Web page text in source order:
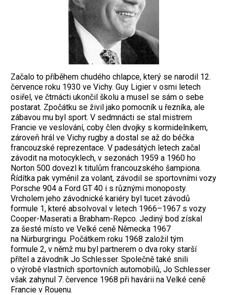
Začalo to příběhem chudého chlapce, který se narodil 12.
července roku 1930 ve Vichy. Guy Ligier v osmi letech
osiřel, ve čtrnácti ukončil školu a musel se sám o sebe
postarat. Zpočátku se živil jako pomocník u řezníka, ale
zábavou mu byl sport. V sedmnácti se stal mistrem
Francie ve veslování, coby člen dvojky s kormidelníkem,
zároveň hrál ve Vichy rugby a dostal se až do béčka
francouzské reprezentace. V padesátých letech začal
závodit na motocyklech, v sezonách 1959 a 1960 ho
Norton 500 dovezl k titulům francouzského šampiona.
Řídítka pak vyměnil za volant, závodil se sportovními vozy
Porsche 904 a Ford GT 40 i s různými monoposty.
Vrcholem jeho závodnické kariéry byl tucet závodů
formule 1, které absolvoval v letech 1966–1967 s vozy
Cooper-Maserati a Brabham-Repco. Jediný bod získal
za šesté místo ve Velké ceně Německa 1967
na Nürburgringu. Počátkem roku 1968 založil tým
formule 2, v němž mu byl partnerem o dva roky starší
přítel a závodník Jo Schlesser. Společně také snili
o výrobě vlastních sportovních automobilů, Jo Schlesser
však zahynul 7. července 1968 při havárii na Velké ceně
Francie v Rouenu.